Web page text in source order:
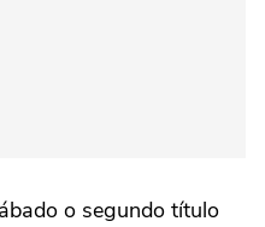
o segundo título